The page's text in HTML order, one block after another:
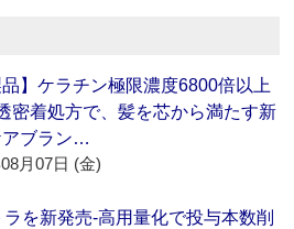
品】ケラチン極限濃度6800倍以上
密着処方で、髪を芯から満たす新
アブラン…
月07日 (金)
ラを新発売‐高用量化で投与本数削